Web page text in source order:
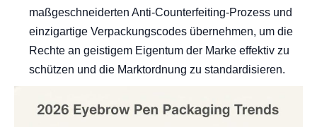
maßgeschneiderten Anti-Counterfeiting-Prozess und
einzigartige Verpackungscodes übernehmen, um die
Rechte an geistigem Eigentum der Marke effektiv zu
schützen und die Marktordnung zu standardisieren.